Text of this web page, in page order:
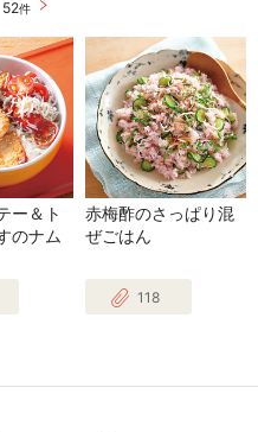
52件
ー＆ト
のナム
赤梅酢のさっぱり混
ぜごはん
118